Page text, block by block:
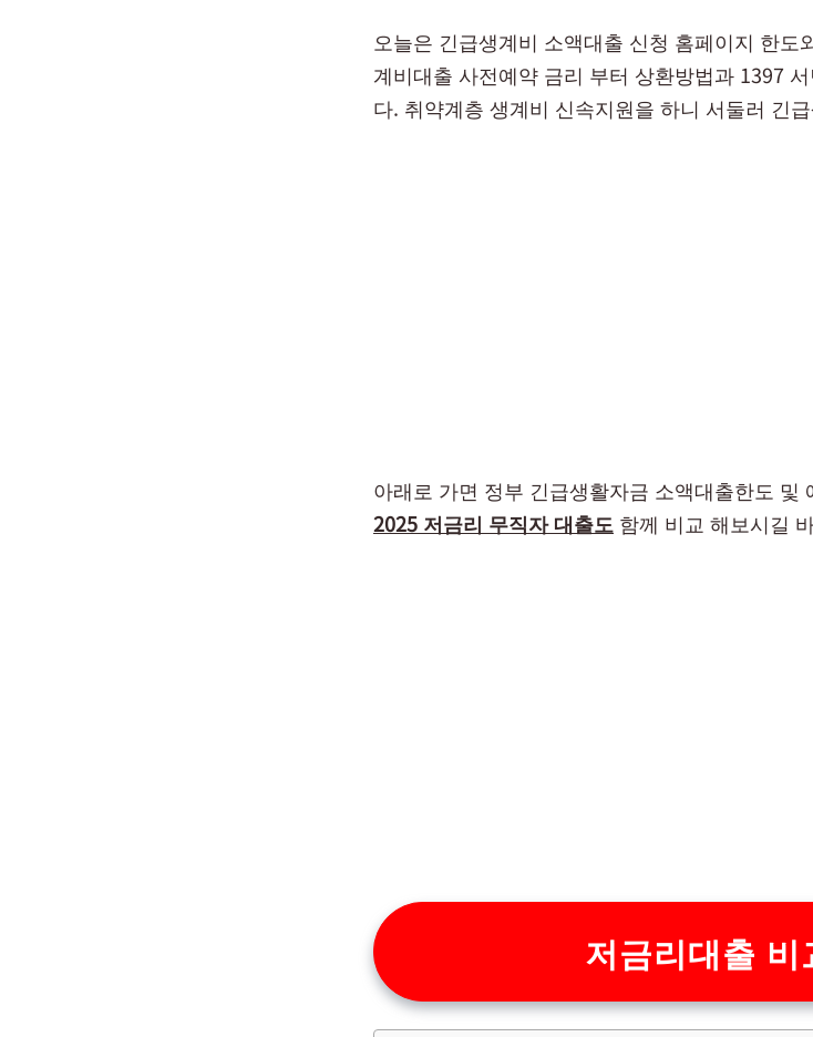
오늘은 긴급생계비 소액대출 신청 홈페이지 한도
계비대출 사전예약 금리 부터 상환방법과 1397
다. 취약계층 생계비 신속지원을 하니 서둘러 긴
아래로 가면 정부 긴급생활자금 소액대출한도 및
2025 저금리 무직자 대출도 함께 비교 해보시길
저금리대출 비